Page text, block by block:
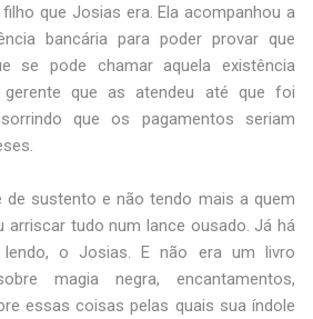
que Josias era. Ela acompanhou a
bancária para poder provar que
se pode chamar aquela existência
gerente que as atendeu até que foi
que os pagamentos seriam
de sustento e não tendo mais a quem
arriscar tudo num lance ousado. Já há
o Josias. E não era um livro
magia negra, encantamentos,
essas coisas pelas quais sua índole